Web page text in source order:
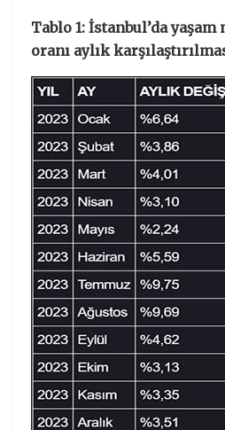
Tablo 1: İstanbul’da
oranı aylık